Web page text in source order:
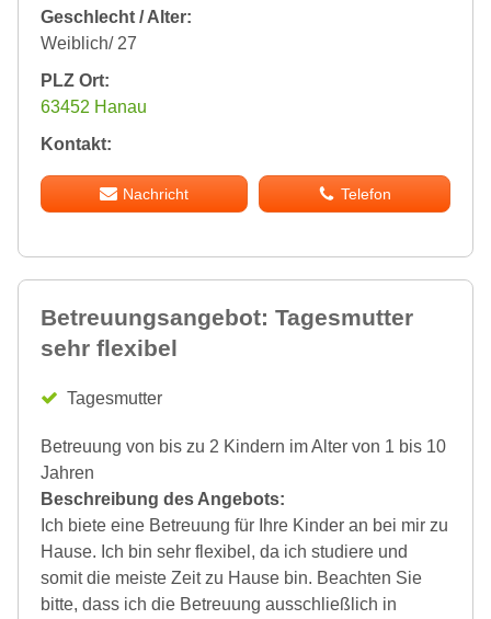
Geschlecht / Alter:
Weiblich/ 27
PLZ Ort:
63452 Hanau
Kontakt:
Nachricht Telefon
Betreuungsangebot: Tagesmutter
sehr flexibel
Tagesmutter
Betreuung von bis zu 2 Kindern im Alter von 1 bis 10
Jahren
Beschreibung des Angebots:
Ich biete eine Betreuung für Ihre Kinder an bei mir zu
Hause. Ich bin sehr flexibel, da ich studiere und
somit die meiste Zeit zu Hause bin. Beachten Sie
bitte, dass ich die Betreuung ausschließlich in